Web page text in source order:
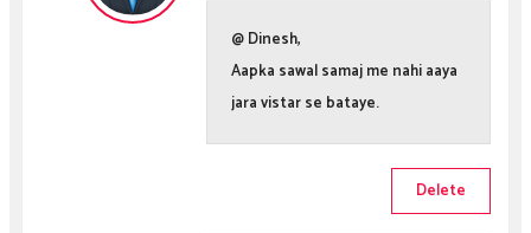
@ Dinesh,
Aapka sawal samaj me nahi aaya
jara vistar se bataye.
Delete